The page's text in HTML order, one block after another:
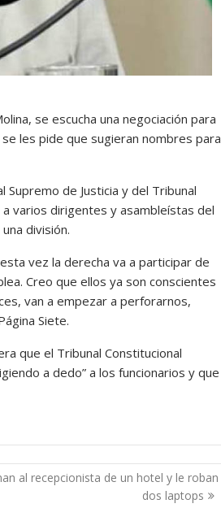
se escucha una negociación para
les pide que sugieran nombres para
de Justicia y del Tribunal
a varios dirigentes y asambleístas del
división.
vez la derecha va a participar de
Creo que ellos ya son conscientes
van a empezar a perforarnos,
Siete.
que el Tribunal Constitucional
a dedo” a los funcionarios y que
al recepcionista de un hotel y le roban
dos laptops